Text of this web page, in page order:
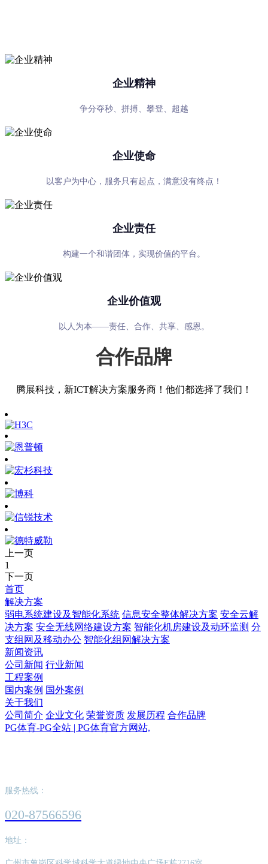
企业精神
争分夺秒、拼搏、攀登、超越
企业使命
以客户为中心，服务只有起点，满意没有终点！
企业责任
构建一个和谐团体，实现价值的平台。
企业价值观
以人为本——责任、合作、共享、感恩。
合作品牌
腾展科技，新ICT解决方案服务商！他们都选择了我们！
上一页
1
下一页
首页
解决方案
弱电系统建设及智能化系统 信息安全整体解决方案 安全云解
决方案 安全无线网络建设方案 智能化机房建设及动环监测 分
支组网及移动办公 智能化组网解决方案
新闻资讯
公司新闻 行业新闻
工程案例
国内案例 国外案例
关于我们
公司简介 企业文化 荣誉资质 发展历程 合作品牌
PG体育-PG全站 | PG体育官方网站,
服务热线：
020-87566596
地址：